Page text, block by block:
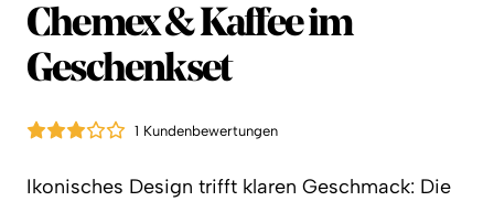
Coffee Circle
Chemex & Kaffee im
Geschenkset
1 Kundenbewertungen
Ikonisches Design trifft klaren Geschmack: Die